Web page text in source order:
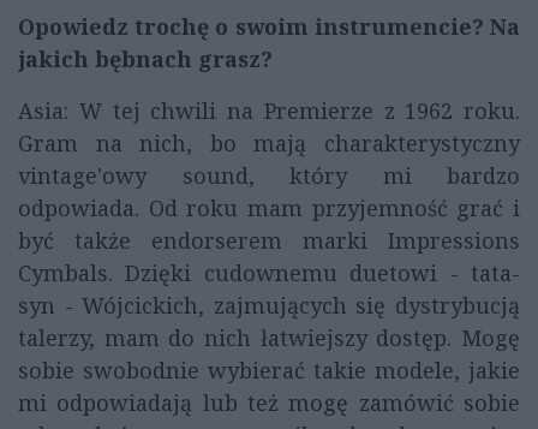
Opowiedz trochę o swoim instrumencie? Na
jakich bębnach grasz?
Asia: W tej chwili na Premierze z 1962 roku.
Gram na nich, bo mają charakterystyczny
vintage'owy sound, który mi bardzo
odpowiada. Od roku mam przyjemność grać i
być także endorserem marki Impressions
Cymbals. Dzięki cudownemu duetowi - tata-
syn - Wójcickich, zajmujących się dystrybucją
talerzy, mam do nich łatwiejszy dostęp. Mogę
sobie swobodnie wybierać takie modele, jakie
mi odpowiadają lub też mogę zamówić sobie